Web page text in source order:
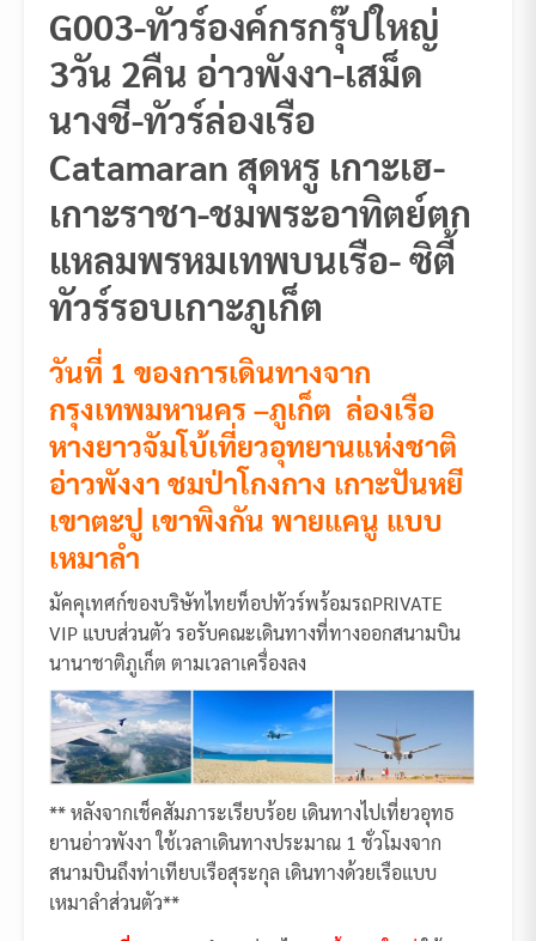
G003-ทัวร์องค์กรกรุ๊ปใหญ่
3วัน 2คืน อ่าวพังงา-เสม็ด
นางชี-ทัวร์ล่องเรือ
Catamaran สุดหรู เกาะเฮ-
เกาะราชา-ชมพระอาทิตย์ตก
แหลมพรหมเทพบนเรือ- ซิตี้
ทัวร์รอบเกาะภูเก็ต
วันที่ 1 ของการเดินทางจาก
กรุงเทพมหานคร –ภูเก็ต ล่องเรือ
หางยาวจัมโบ้เที่ยวอุทยานแห่งชาติ
อ่าวพังงา ชมป่าโกงกาง เกาะปันหยี
เขาตะปู เขาพิงกัน พายแคนู แบบ
เหมาลำ
มัคคุเทศก์ของบริษัทไทยท็อปทัวร์พร้อมรถPRIVATE
VIP แบบส่วนตัว รอรับคณะเดินทางที่ทางออกสนามบิน
นานาชาติภูเก็ต ตามเวลาเครื่องลง
** หลังจากเช็คสัมภาระเรียบร้อย เดินทางไปเที่ยวอุทธ
ยานอ่าวพังงา ใช้เวลาเดินทางประมาณ 1 ชั่วโมงจาก
สนามบินถึงท่าเทียบเรือสุระกุล เดินทางด้วยเรือแบบ
เหมาลำส่วนตัว**